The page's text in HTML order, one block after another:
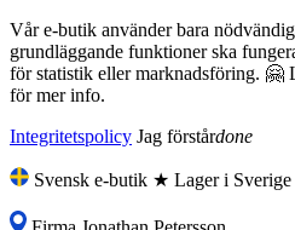
Vår e-butik använder bara
grundläggande funktioner ska
för statistik eller marknadsföring. 🤗
för mer info.
Integritetspolicy Jag förstårdone
Svensk e-butik ★ Lager i